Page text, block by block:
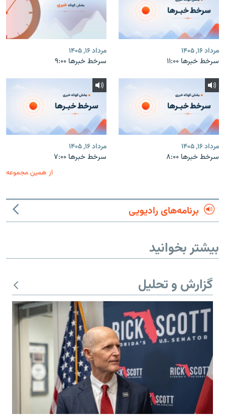
مرداد ۱۶, ۱۴۰۵
سرخط خبرها ۱۱:۰۰
مرداد ۱۶, ۱۴۰۵
سرخط خبرها ۹:۰۰
مرداد ۱۶, ۱۴۰۵
سرخط خبرها ۸:۰۰
مرداد ۱۶, ۱۴۰۵
سرخط خبرها ۷:۰۰
از همین مجموعه
برنامه‌های رادیویی
بیشتر بخوانید
گزارش و تحلیل